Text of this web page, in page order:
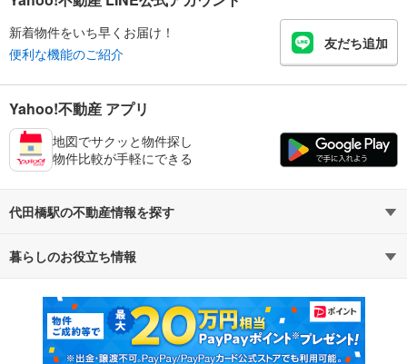
新着物件をいち早くお届け！
便利な機能のご紹介
友だち追加
Yahoo!不動産 アプリ
地図でサクッと物件探し
物件比較が手軽にできる
代田橋駅の不動産情報を探す
不動産・住宅
新築マンション 中古マンション
新築一戸建て 中古一戸建て
暮らしのお役立ち情報
マンションカタログ 教えて！住まいの先生